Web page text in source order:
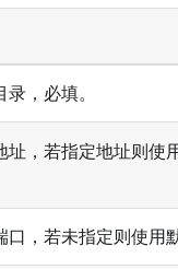
，必填。
址，若指定地址则使
口，若未指定则使用